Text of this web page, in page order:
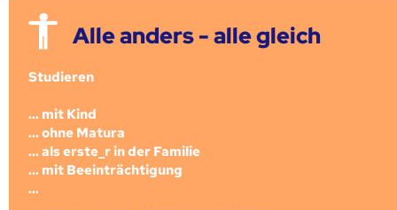
Alle anders - alle gleich
Studieren
... mit Kind
... ohne Matura
... als erste_r in der Familie
... mit Beeinträchtigung
...